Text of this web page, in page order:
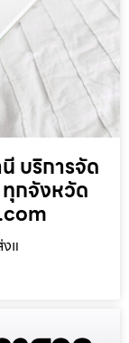
บริการจัด
กจังหวัด
แ